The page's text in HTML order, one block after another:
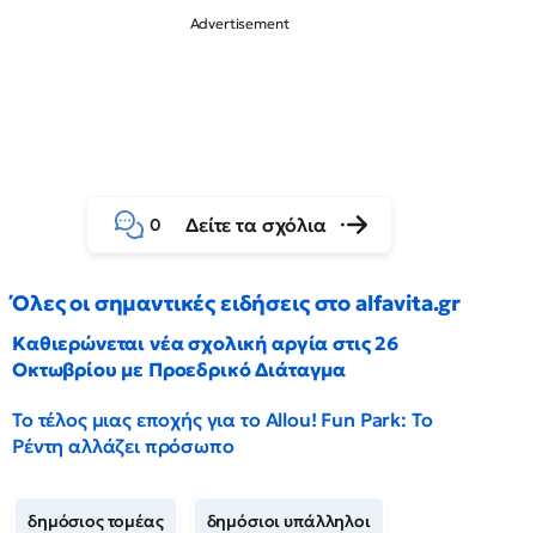
0 Δείτε τα σχόλια
Όλες οι σημαντικές ειδήσεις στο alfavita.gr
Καθιερώνεται νέα σχολική αργία στις 26
Οκτωβρίου με Προεδρικό Διάταγμα
Το τέλος μιας εποχής για το Allou! Fun Park: Το
Ρέντη αλλάζει πρόσωπο
δημόσιος τομέας δημόσιοι υπάλληλοι